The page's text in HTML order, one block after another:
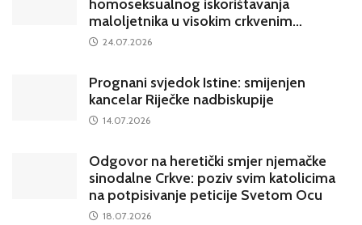
homoseksualnog iskorištavanja
maloljetnika u visokim crkvenim
krugovima potresa Hrvatsku
24.07.2026
Prognani svjedok Istine: smijenjen
kancelar Riječke nadbiskupije
14.07.2026
Odgovor na heretički smjer njemačke
sinodalne Crkve: poziv svim katolicima
na potpisivanje peticije Svetom Ocu
18.07.2026